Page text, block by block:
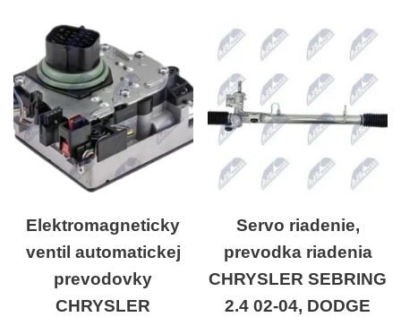
Elektromagneticky
ventil automatickej
prevodovky
CHRYSLER
Servo riadenie,
prevodka riadenia
CHRYSLER SEBRING
2.4 02-04, DODGE